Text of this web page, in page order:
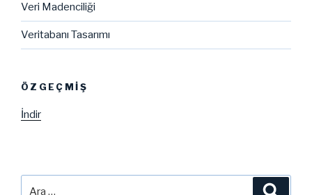
Veri Madenciliği
Veritabanı Tasarımı
ÖZGEÇMIŞ
İndir